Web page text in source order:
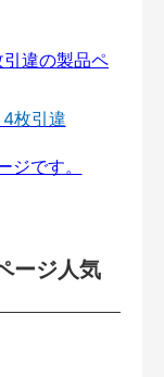
枚引違
ージ人気